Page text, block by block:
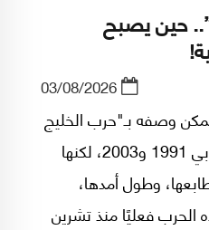
حين يصبح
03/08/2026
وصفه بـ"حرب الخليج
الثالثة"، التي تأتي بعد حربي 1991 و2003، لكنها
وطول أمدها،
الحرب فعليًا منذ تشرين